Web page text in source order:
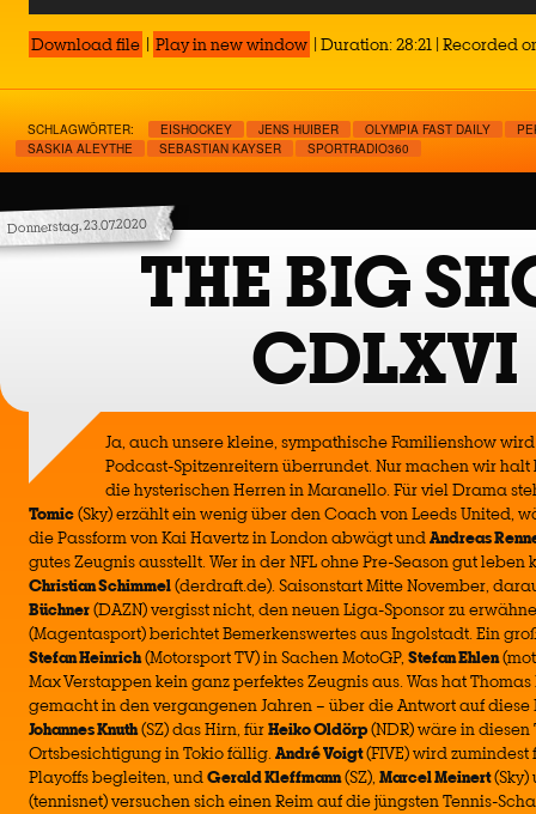
Download file | Play in new window | Duration: 28:21 | Recorded
SCHLAGWÖRTER: EISHOCKEY JENS HUIBER OLYMPIA FAST DAILY
SASKIA ALEYTHE
SEBASTIAN KAYSER SPORTRADIO360
Donnerstag, 23.07.2020
THE BIG
CDLXVI
Ja, auch unsere kleine, sympathische Familienshow
Podcast-Spitzenreitern überrundet. Nur machen wir
die hysterischen Herren in Maranello. Für viel Drama
Tomic(Sky) erzählt ein wenig über den Coach von Leeds United,
die Passform von Kai Havertz in London abwägt undAndreas
gutes Zeugnis ausstellt. Wer in der NFL ohne Pre-Season gut
Christian Schimmel(derdraft.de). Saisonstart Mitte November,
Büchner(DAZN) vergisst nicht, den neuen Liga-Sponsor zu
(Magentasport) berichtet Bemerkenswertes aus Ingolstadt. Ein
Stefan Heinrich(Motorsport TV) in Sachen MotoGP, Stefan Ehlen
Max Verstappen kein ganz perfektes Zeugnis aus. Was hat
gemacht in den vergangenen Jahren – über die Antwort auf diese
Johannes Knuth(SZ) das Hirn, fürHeiko Oldörp(NDR) wäre in
Ortsbesichtigung in Tokio fällig.André Voigt(FIVE) wird
Playoffs begleiten, undGerald Kleffmann(SZ), Marcel Meinert
(tennisnet) versuchen sich einen Reim auf die jüngsten Tennis-